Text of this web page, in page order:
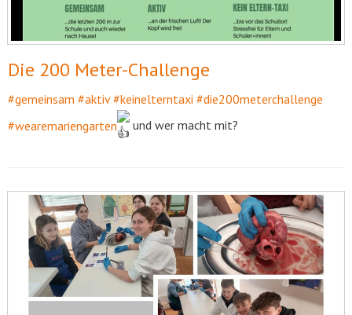
Die 200 Meter-Challenge
#gemeinsam #aktiv #keinelterntaxi #die200meterchallenge
#wearemariengarten
und wer macht mit?